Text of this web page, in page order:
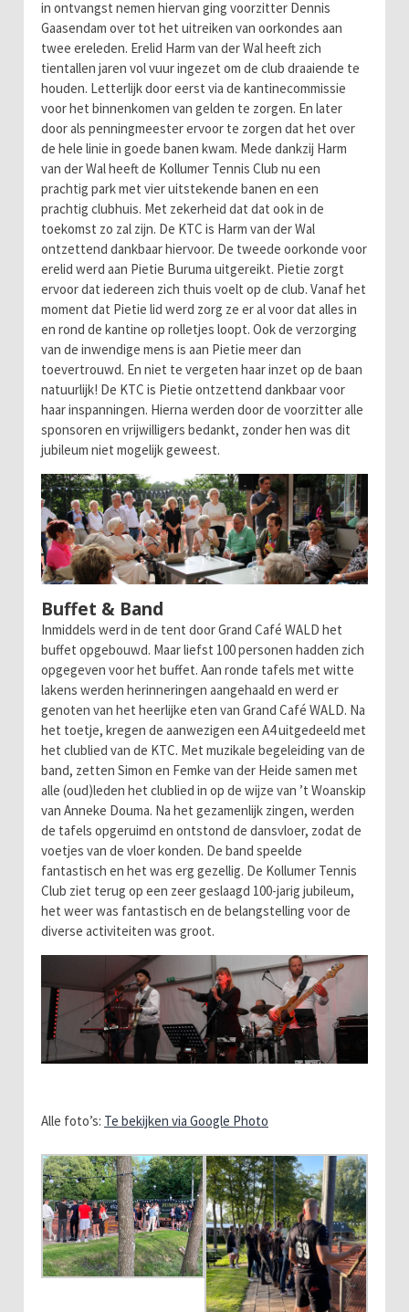
in ontvangst nemen hiervan ging voorzitter Dennis
Gaasendam over tot het uitreiken van oorkondes aan
twee ereleden. Erelid Harm van der Wal heeft zich
tientallen jaren vol vuur ingezet om de club draaiende te
houden. Letterlijk door eerst via de kantinecommissie
voor het binnenkomen van gelden te zorgen. En later
door als penningmeester ervoor te zorgen dat het over
de hele linie in goede banen kwam. Mede dankzij Harm
van der Wal heeft de Kollumer Tennis Club nu een
prachtig park met vier uitstekende banen en een
prachtig clubhuis. Met zekerheid dat dat ook in de
toekomst zo zal zijn. De KTC is Harm van der Wal
ontzettend dankbaar hiervoor. De tweede oorkonde voor
erelid werd aan Pietie Buruma uitgereikt. Pietie zorgt
ervoor dat iedereen zich thuis voelt op de club. Vanaf het
moment dat Pietie lid werd zorg ze er al voor dat alles in
en rond de kantine op rolletjes loopt. Ook de verzorging
van de inwendige mens is aan Pietie meer dan
toevertrouwd. En niet te vergeten haar inzet op de baan
natuurlijk! De KTC is Pietie ontzettend dankbaar voor
haar inspanningen. Hierna werden door de voorzitter alle
sponsoren en vrijwilligers bedankt, zonder hen was dit
jubileum niet mogelijk geweest.
Buffet & Band
Inmiddels werd in de tent door Grand Café WALD het
buffet opgebouwd. Maar liefst 100 personen hadden zich
opgegeven voor het buffet. Aan ronde tafels met witte
lakens werden herinneringen aangehaald en werd er
genoten van het heerlijke eten van Grand Café WALD. Na
het toetje, kregen de aanwezigen een A4 uitgedeeld met
het clublied van de KTC. Met muzikale begeleiding van de
band, zetten Simon en Femke van der Heide samen met
alle (oud)leden het clublied in op de wijze van ’t Woanskip
van Anneke Douma. Na het gezamenlijk zingen, werden
de tafels opgeruimd en ontstond de dansvloer, zodat de
voetjes van de vloer konden. De band speelde
fantastisch en het was erg gezellig. De Kollumer Tennis
Club ziet terug op een zeer geslaagd 100-jarig jubileum,
het weer was fantastisch en de belangstelling voor de
diverse activiteiten was groot.
Alle foto’s: Te bekijken via Google Photo